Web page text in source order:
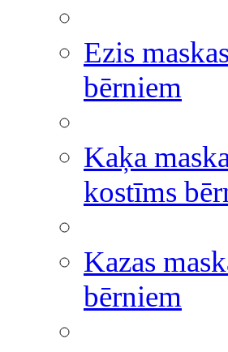
Ezis maskas
bērniem
Kaķa
kostīms
Kazas
bērniem